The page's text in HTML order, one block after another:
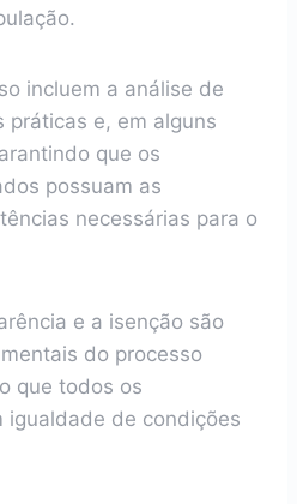
incluem a análise de
práticas e, em alguns
que os
possuam as
necessárias para o
e a isenção são
do processo
que todos os
igualdade de condições